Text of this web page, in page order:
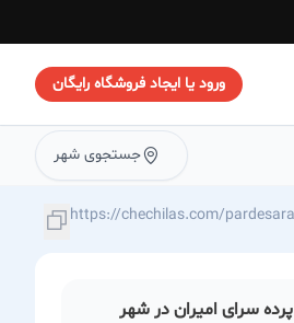
ورود یا ایجاد فروشگاه رایگان
جستجوی شهر
پرده سرای امیران در شهر